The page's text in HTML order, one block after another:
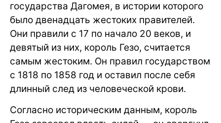
государства Дагомея, в истории которого
было двенадцать жестоких правителей.
Они правили с 17 по начало 20 веков, и
девятый из них, король Гезо, считается
самым жестоким. Он правил государством
с 1818 по 1858 год и оставил после себя
длинный след из человеческой крови.
Согласно историческим данным, король